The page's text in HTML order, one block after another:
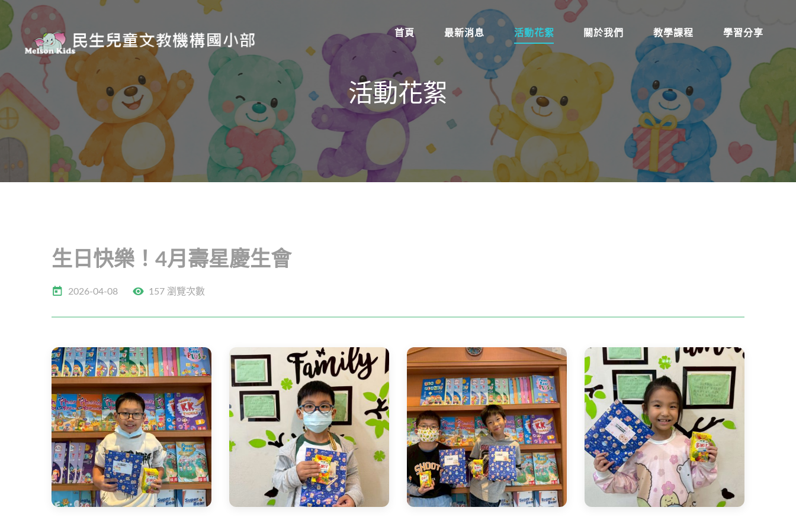
首頁 最新消息 活動花絮 關於我們 教學課程 學習分享
活動花絮
生日快樂！4月壽星慶生會
2026-04-08 157 瀏覽次數